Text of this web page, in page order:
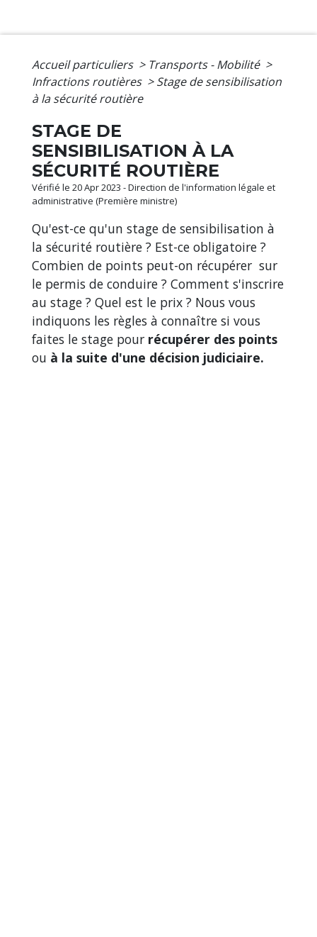
Accueil particuliers > Transports - Mobilité >
Infractions routières > Stage de sensibilisation
à la sécurité routière
STAGE DE
SENSIBILISATION À LA
SÉCURITÉ ROUTIÈRE
Vérifié le 20 Apr 2023 - Direction de l'information légale et
administrative (Première ministre)
Qu'est-ce qu'un stage de sensibilisation à
la sécurité routière ? Est-ce obligatoire ?
Combien de points peut-on récupérer sur
le permis de conduire ? Comment s'inscrire
au stage ? Quel est le prix ? Nous vous
indiquons les règles à connaître si vous
faites le stage pour récupérer des points
ou à la suite d'une décision judiciaire.